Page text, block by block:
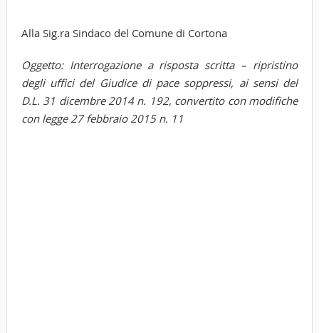
Alla Sig.ra Sindaco del Comune di Cortona
Oggetto: Interrogazione a risposta scritta – ripristino
degli uffici del Giudice di pace soppressi, ai sensi del
D.L. 31 dicembre 2014 n. 192, convertito con modifiche
con legge 27 febbraio 2015 n. 11